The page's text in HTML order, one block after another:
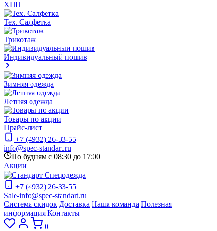
ХПП
Тех. Салфетка
Трикотаж
Индивидуальный пошив
Зимняя одежда
Летняя одежда
Товары по акции
Прайс-лист
+7 (4932) 26-33-55
info@spec-standart.ru
По будням с 08:30 до 17:00
Акции
+7 (4932) 26-33-55
Sale-info@spec-standart.ru
Система скидок Доставка Наша команда Полезная
информация Контакты
0